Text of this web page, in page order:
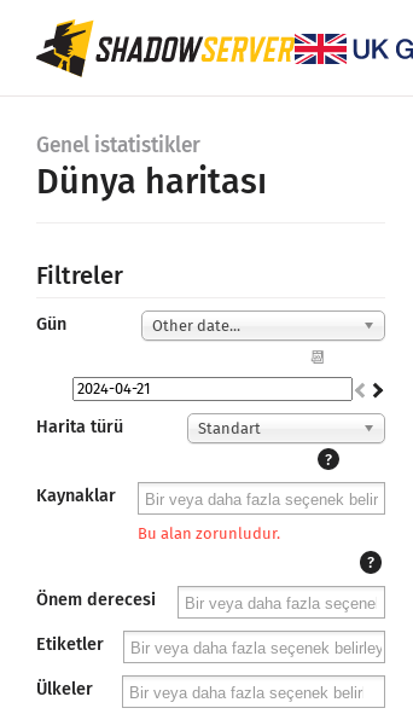
Genel istatistikler
Dünya haritası
Filtreler
Gün Other date...
📆
Harita türü
Standart
?
Kaynaklar
Bu alan zorunludur.
?
Önem derecesi
Etiketler
Ülkeler